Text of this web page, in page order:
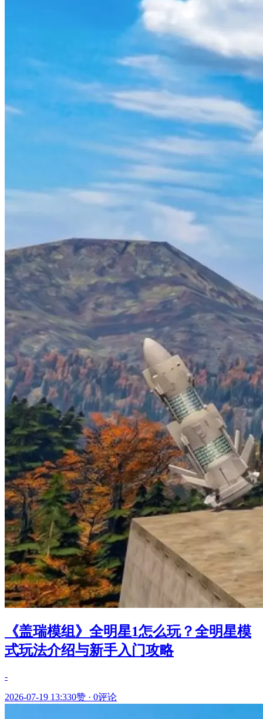
《盖瑞模组》全明星1怎么玩？全明星模
式玩法介绍与新手入门攻略
-
2026-07-19 13:330赞 · 0评论